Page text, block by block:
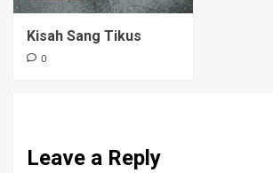
Kisah Sang Tikus
0
Leave a Reply